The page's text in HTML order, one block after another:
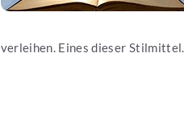
verleihen. Eines dieser Stilmittel...